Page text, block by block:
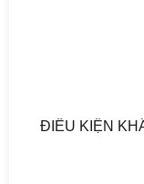
ĐIỀU KIỆN